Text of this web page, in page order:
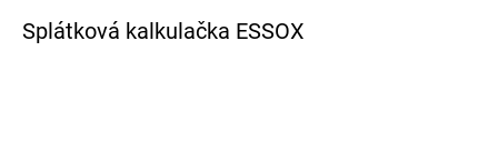
Splátková kalkulačka ESSOX